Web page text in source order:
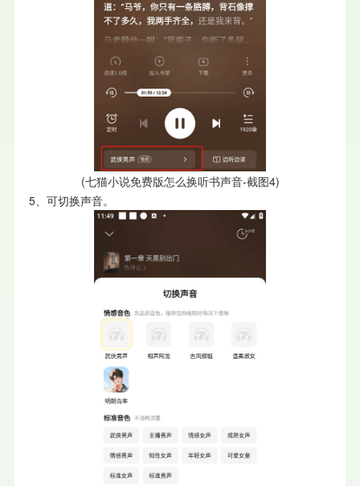
(七猫小说免费版怎么换听书声音-截图4)
5、可切换声音。